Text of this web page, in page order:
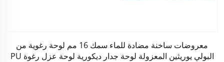
معروضات ساخنة مضادة للماء سمك 16 مم لوحة رغوية من
البولي يوريثين المعزولة لوحة جدار ديكورية لوحة عزل رغوة PU